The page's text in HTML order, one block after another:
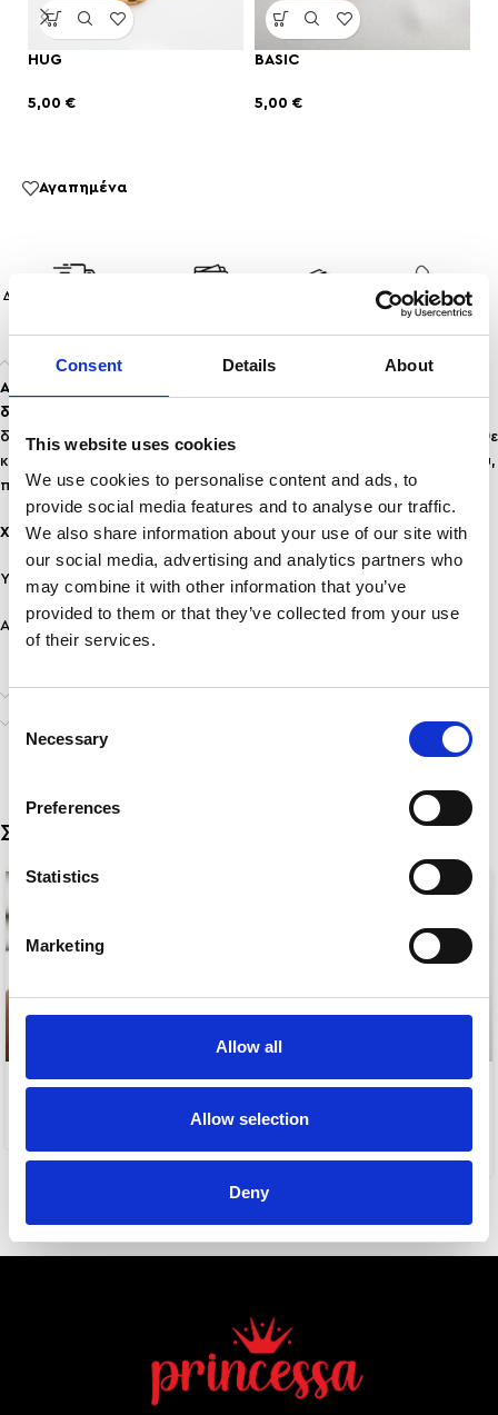
Consent Details About
This website uses cookies
We use cookies to personalise content and ads, to
provide social media features and to analyse our traffic.
We also share information about your use of our site with
our social media, advertising and analytics partners who
may combine it with other information that you’ve
provided to them or that they’ve collected from your use
of their services.
Selection
Necessary
Preferences
Statistics
Marketing
Allow all
Allow selection
Deny
HUG
5,00 €
BASIC
5,00 €
Αγαπημένα
ΔΩΡΕΑΝ ΜΕΤΑΦΟΡΙΚΑ
ΤΗΛΕΦΩΝΙΚΕΣ
ΠΑΡΑΓΓΕΛΙΕΣ
Περιγραφή
Απλότητα
διαχρονικό
διακριτικό σχεδιασμό, αποτελεί ένα must-have κομμάτι για κάθε
κοσμηματοθήκη. Φοριέται εύκολα από το πρωί μέχρι το βράδυ,
προσθέτοντας ανεπιτήδευτη φινέτσα σε κάθε σας εμφάνιση
Χαρακτηριστικά:
Υλικό: Ανοξείδωτο Ατσάλι
Ανθεκτικότητα: Ανθεκτικό σε νερό & άρωμα, δεν μαυρίζει!
Σχετικά προϊόντα
SIRAN EARRINGS
CASSANDRA EARRINGS
10,00€ 5,00€